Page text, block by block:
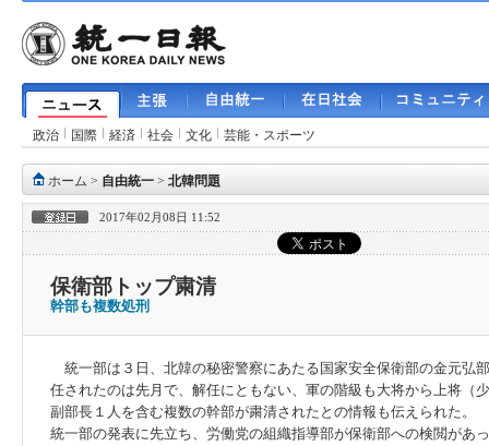
政治 国際 経済 社会 文化 芸能・スポーツ
ホーム > 自由統一 > 北韓問題
2017年02月08日 11:52
保衛部トップ粛清
幹部も複数処刑
統一部は３日、北韓の秘密警察にあたる国家安全保衛部の金元弘
任されたのは先月で、解任にともない、軍の階級も大将から上将（
副部長１人を含む複数の幹部が粛清されたとの情報も伝えられた。
統一部の発表に先立ち、労働党の組織指導部が保衛部への検閲があ